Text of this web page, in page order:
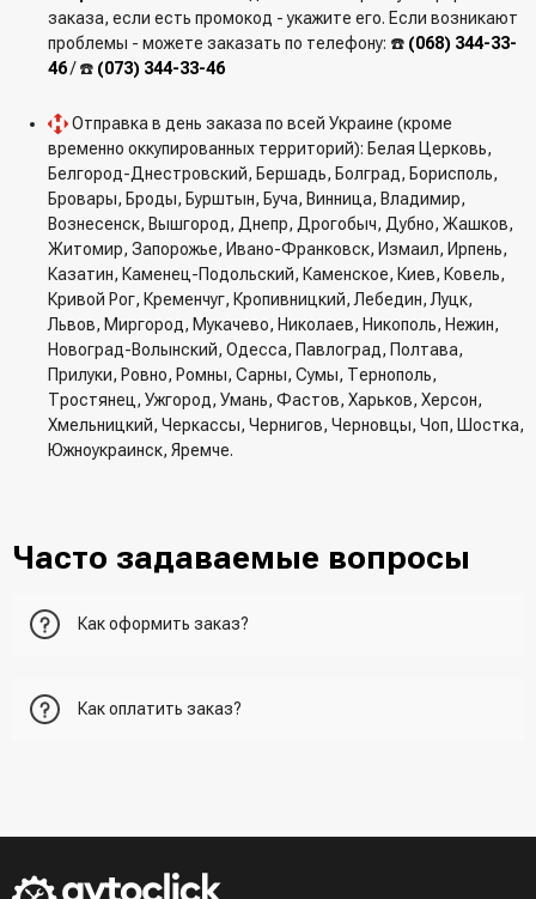
заказа, если есть промокод - укажите его. Если возникают
проблемы - можете заказать по телефону: ☎️ (068) 344-33-
46/ ☎️ (073) 344-33-46
Отправка в день заказа по всей Украине (кроме
временно оккупированных территорий): Белая Церковь,
Белгород-Днестровский, Бершадь, Болград, Борисполь,
Бровары, Броды, Бурштын, Буча, Винница, Владимир,
Вознесенск, Вышгород, Днепр, Дрогобыч, Дубно, Жашков,
Житомир, Запорожье, Ивано-Франковск, Измаил, Ирпень,
Казатин, Каменец-Подольский, Каменское, Киев, Ковель,
Кривой Рог, Кременчуг, Кропивницкий, Лебедин, Луцк,
Львов, Миргород, Мукачево, Николаев, Никополь, Нежин,
Новоград-Волынский, Одесса, Павлоград, Полтава,
Прилуки, Ровно, Ромны, Сарны, Сумы, Тернополь,
Тростянец, Ужгород, Умань, Фастов, Харьков, Херсон,
Хмельницкий, Черкассы, Чернигов, Черновцы, Чоп, Шостка,
Южноукраинск, Яремче.
Часто задаваемые вопросы
Как оформить заказ?
корзину и указать всю необходимую информацию о
наберет менеджер для подтверждения и уточнения данных.
Третий вариант - сделать заказ по телефонном режиме
Как оплатить заказ?
- LiqPay при оформлении заказа через корзину